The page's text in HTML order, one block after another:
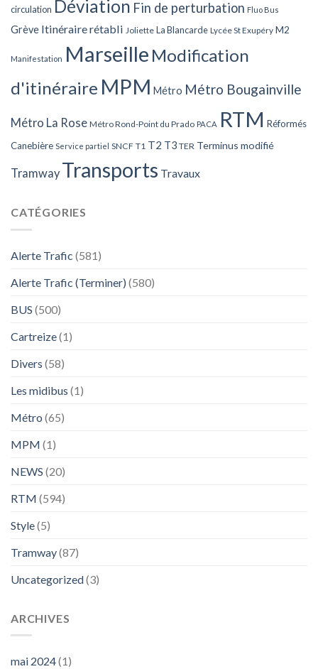
circulation Déviation Fin de perturbation Fluo Bus
Grève Itinéraire rétabli Joliette La Blancarde Lycée St Exupéry M2
Manifestation Marseille Modification
d'itinéraire MPM Métro Métro Bougainville
Métro La Rose Métro Rond-Point du Prado PACA RTM Réformés
Canebière Service partiel SNCF T1 T2 T3 TER Terminus modifié
Tramway Transports Travaux
CATÉGORIES
Alerte Trafic (581)
Alerte Trafic (Terminer) (580)
BUS (500)
Cartreize(1)
Divers (58)
Les midibus (1)
Métro (65)
MPM (1)
NEWS (20)
RTM (594)
Style(5)
Tramway(87)
Uncategorized(3)
ARCHIVES
mai 2024(1)